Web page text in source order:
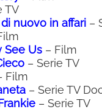
TV
nuovo in affari –
See Us – Film
– Serie TV
Film
– Serie TV
– Serie TV